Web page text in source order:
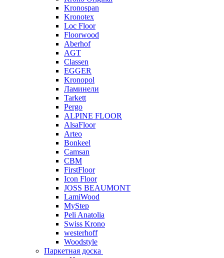
Kronospan
Kronotex
Loc Floor
Floorwood
Aberhof
AGT
Classen
EGGER
Kronopol
Ламинели
Tarkett
Pergo
ALPINE FLOOR
AlsaFloor
Arteo
Bonkeel
Camsan
CBM
FirstFloor
Icon Floor
JOSS BEAUMONT
LamiWood
MyStep
Peli Anatolia
Swiss Krono
westerhoff
Woodstyle
Паркетная доска